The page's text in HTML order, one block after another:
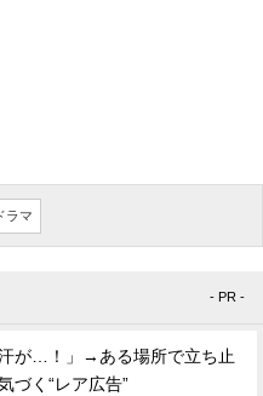
ラマ
- PR -
汗が…！」→ある場所で立ち止
づく“レア広告”